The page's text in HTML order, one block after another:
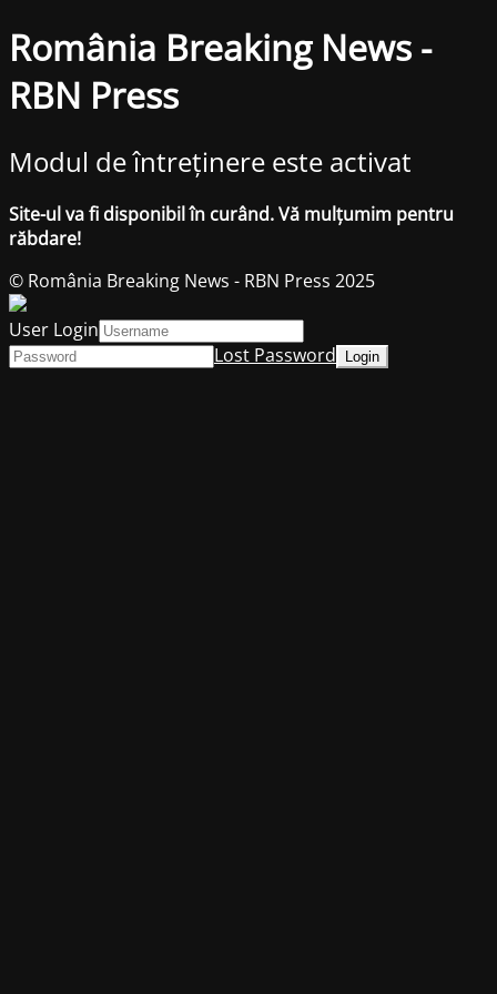
România Breaking News -
RBN Press
Modul de întreținere este activat
Site-ul va fi disponibil în curând. Vă mulțumim pentru
răbdare!
© România Breaking News - RBN Press 2025
User Login
Lost Password